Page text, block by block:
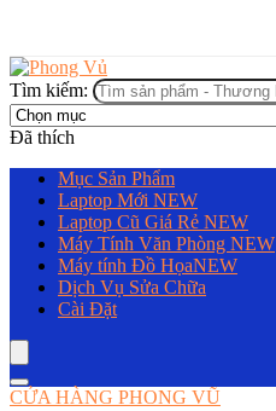
Tìm kiếm:
Đã thích
Mục Sản Phẩm
Laptop Mới NEW
Laptop Cũ Giá Rẻ NEW
Máy Tính Văn Phòng NEW
Máy tính Đồ HọaNEW
Dịch Vụ Sửa Chữa
Cài Đặt
CỬA HÀNG PHONG VŨ